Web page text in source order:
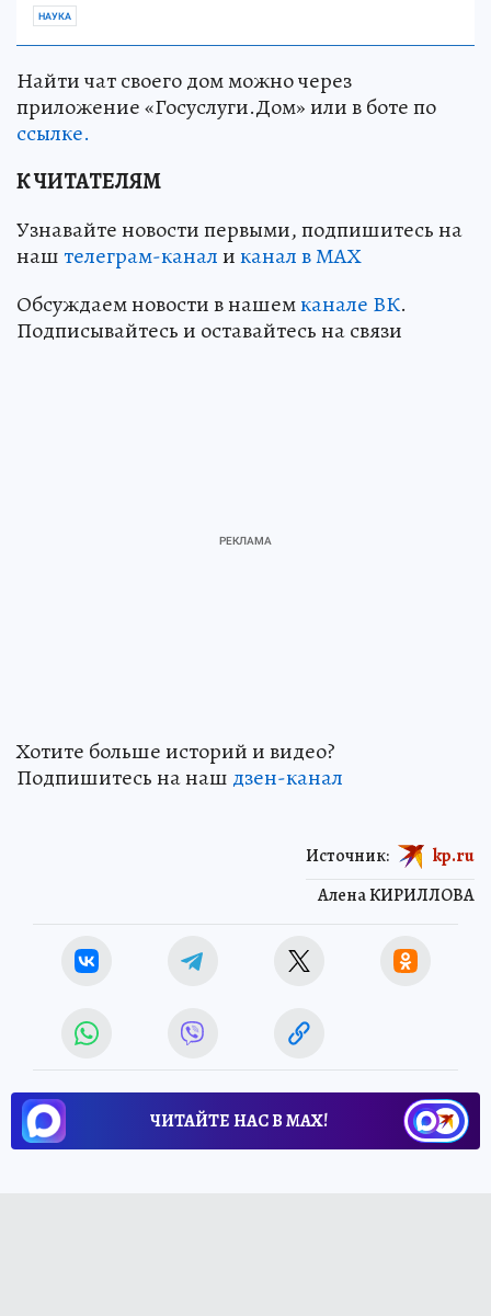
НАУКА
Найти чат своего дом можно через
приложение «Госуслуги.Дом» или в боте по
ссылке.
К ЧИТАТЕЛЯМ
Узнавайте новости первыми, подпишитесь на
наштелеграм-каналиканал в МАХ
Обсуждаем новости в нашемканале ВК.
Подписывайтесь и оставайтесь на связи
Хотите больше историй и видео?
Подпишитесь на наш дзен-канал
Алена КИРИЛЛОВА
Источник: kp.ru
ЧИТАЙТЕ НАС В МАХ!